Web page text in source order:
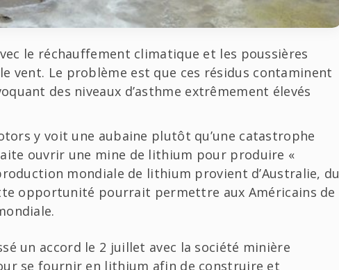
le réchauffement climatique et les poussières
vent. Le problème est que ces résidus contaminent
des niveaux d’asthme extrêmement élevés
y voit une aubaine plutôt qu’une catastrophe
ouvrir une mine de lithium pour produire «
mondiale de lithium provient d’Australie, du
opportunité pourrait permettre aux Américains de
un accord le 2 juillet avec la société minière
se fournir en lithium afin de construire et